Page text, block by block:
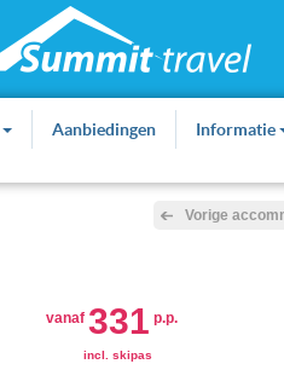
Aanbiedingen Informatie
Vorige
vanaf 331 p.p.
incl. skipas